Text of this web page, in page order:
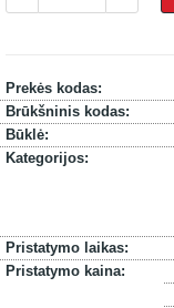
Prekės kodas:
Brūkšninis kodas:
Būklė:
Kategorijos:
Pristatymo laikas:
Pristatymo kaina: